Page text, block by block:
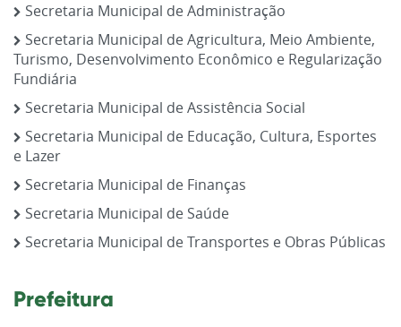
Secretaria Municipal de Administração
Secretaria Municipal de Agricultura, Meio Ambiente,
Turismo, Desenvolvimento Econômico e Regularização
Fundiária
Secretaria Municipal de Assistência Social
Secretaria Municipal de Educação, Cultura, Esportes
e Lazer
Secretaria Municipal de Finanças
Secretaria Municipal de Saúde
Secretaria Municipal de Transportes e Obras Públicas
Prefeitura